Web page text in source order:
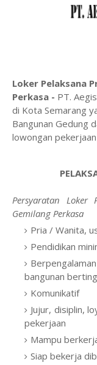
Loker Pelaksana
Perkasa - PT.
di Kota Semarang
Bangunan Gedung
lowongan
Persyaratan Loker
Gemilang Perkasa
Pria / Wanita,
Pendidikan
bangunan
Komunikatif
Jujur, disiplin,
pekerjaan
Mampu
Siap bekerja